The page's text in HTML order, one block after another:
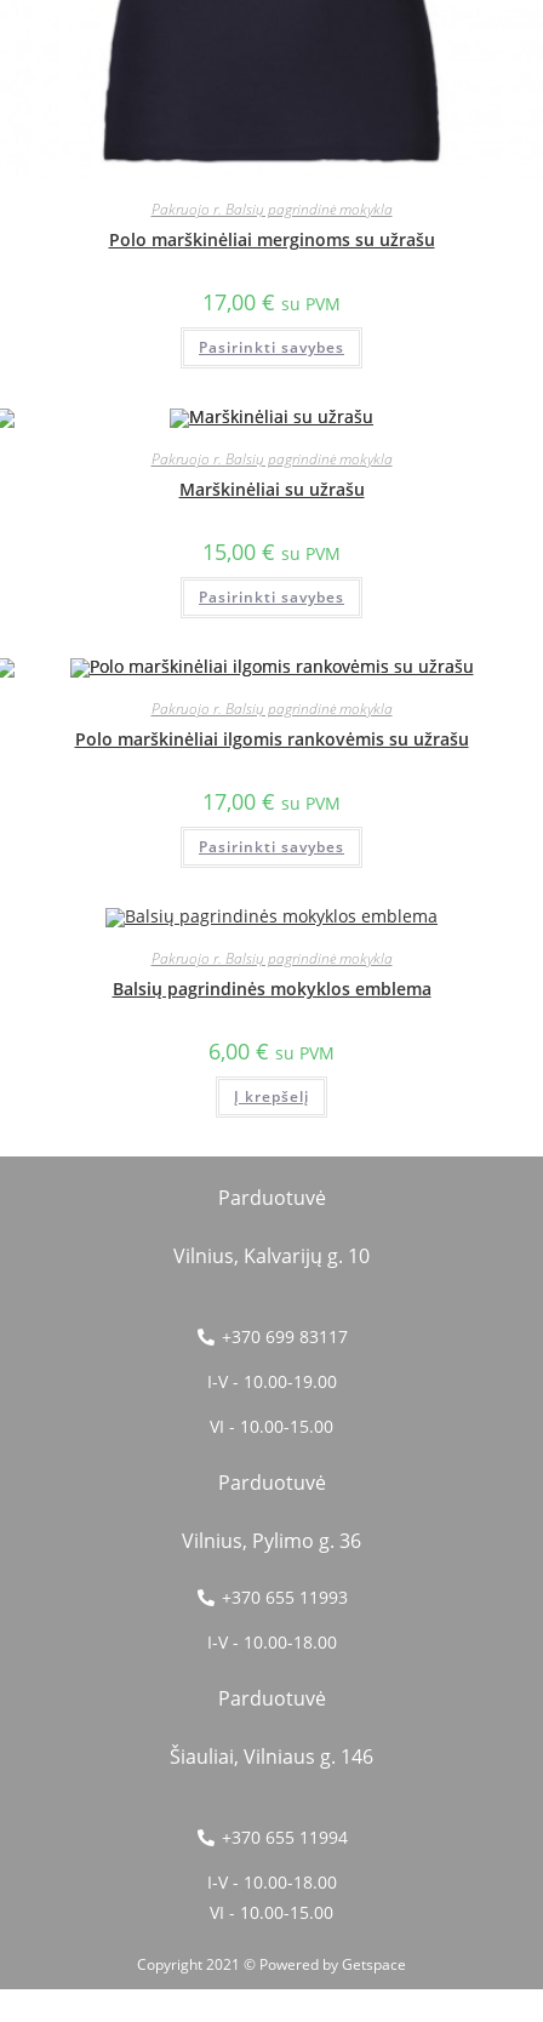
Pakruojo r. Balsių pagrindinė mokykla
Polo marškinėliai merginoms su užrašu
17,00 € su PVM
Pasirinkti savybes
Pakruojo r. Balsių pagrindinė mokykla
Marškinėliai su užrašu
15,00 € su PVM
Pasirinkti savybes
Pakruojo r. Balsių pagrindinė mokykla
Polo marškinėliai ilgomis rankovėmis su užrašu
17,00 € su PVM
Pasirinkti savybes
Pakruojo r. Balsių pagrindinė mokykla
Balsių pagrindinės mokyklos emblema
6,00 € su PVM
Į krepšelį
Parduotuvė
Vilnius, Kalvarijų g. 10
+370 699 83117
I-V - 10.00-19.00
VI - 10.00-15.00
Parduotuvė
Vilnius, Pylimo g. 36
+370 655 11993
I-V - 10.00-18.00
Parduotuvė
Šiauliai, Vilniaus g. 146
+370 655 11994
I-V - 10.00-18.00
VI - 10.00-15.00
Copyright 2021 © Powered byGetspace